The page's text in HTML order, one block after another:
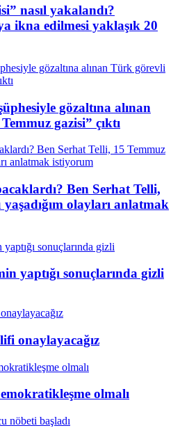
nasıl yakalandı?
ikna edilmesi yaklaşık 20
gözaltına alınan
gazisi” çıktı
Ben Serhat Telli,
olayları anlatmak
yaptığı sonuçlarında gizli
onaylayacağız
olmalı